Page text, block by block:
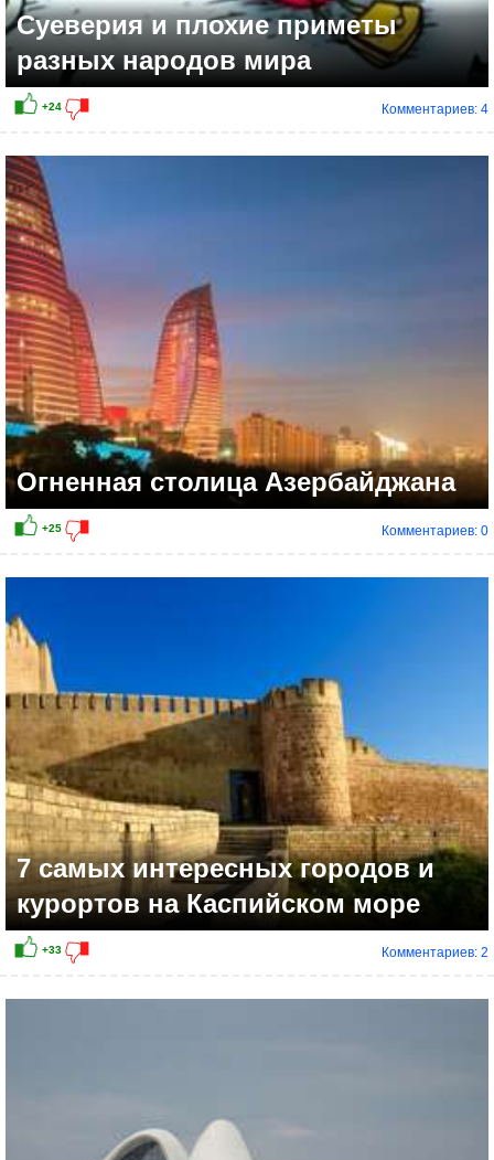
Суеверия и плохие приметы
разных народов мира
Комментариев: 4
Огненная столица Азербайджана
Комментариев: 0
7 самых интересных городов и
курортов на Каспийском море
Комментариев: 2